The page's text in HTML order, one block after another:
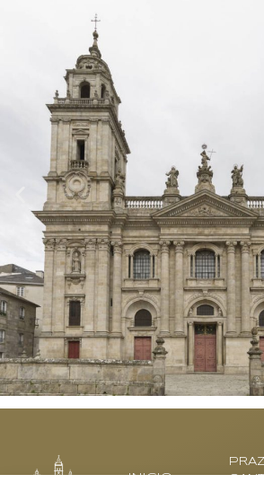
INICIO